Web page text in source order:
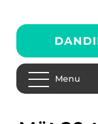
Menu